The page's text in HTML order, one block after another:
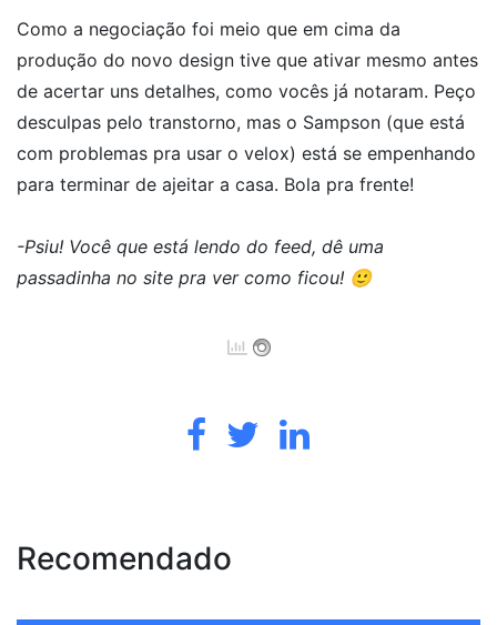
Como a negociação foi meio que em cima da
produção do novo design tive que ativar mesmo antes
de acertar uns detalhes, como vocês já notaram. Peço
desculpas pelo transtorno, mas o Sampson (que está
com problemas pra usar o velox) está se empenhando
para terminar de ajeitar a casa. Bola pra frente!
-Psiu! Você que está lendo do feed, dê uma
passadinha no site pra ver como ficou! 🙂
Recomendado